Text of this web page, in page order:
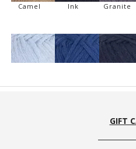
Camel Ink Granite
GIFT